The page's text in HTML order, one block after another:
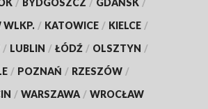
/ BYDGOSZCZ / GDAŃSK /
WLKP. / KATOWICE / KIELCE /
/ LUBLIN / ŁÓDŹ / OLSZTYN /
/ POZNAŃ / RZESZÓW /
/ WARSZAWA / WROCŁAW